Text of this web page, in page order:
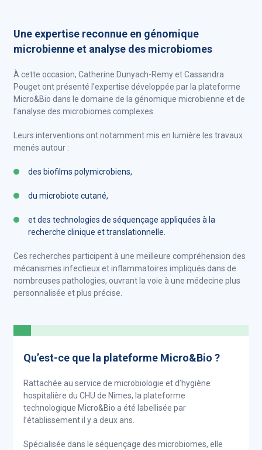
Une expertise reconnue en génomique
microbienne et analyse des microbiomes
À cette occasion, Catherine Dunyach-Remy et Cassandra
Pouget ont présenté l’expertise développée par la plateforme
Micro&Bio dans le domaine de la génomique microbienne et de
l’analyse des microbiomes complexes.
Leurs interventions ont notamment mis en lumière les travaux
menés autour :
des biofilms polymicrobiens,
du microbiote cutané,
et des technologies de séquençage appliquées à la
recherche clinique et translationnelle.
Ces recherches participent à une meilleure compréhension des
mécanismes infectieux et inflammatoires impliqués dans de
nombreuses pathologies, ouvrant la voie à une médecine plus
personnalisée et plus précise.
Qu’est-ce que la plateforme Micro&Bio ?
Rattachée au service de microbiologie et d’hygiène
hospitalière du CHU de Nîmes, la plateforme
technologique Micro&Bio a été labellisée par
l’établissement il y a deux ans.
Spécialisée dans le séquençage des microbiomes, elle